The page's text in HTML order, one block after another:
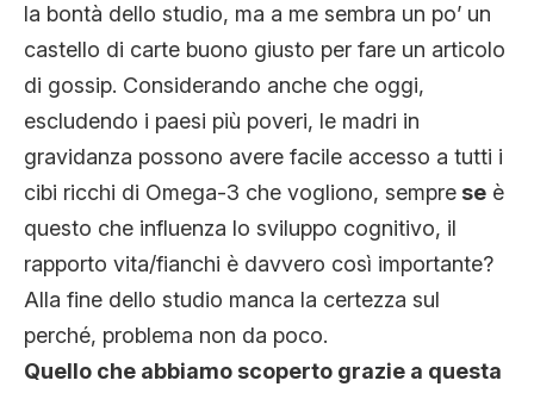
la bontà dello studio, ma a me sembra un po’ un
castello di carte buono giusto per fare un articolo
di gossip. Considerando anche che oggi,
escludendo i paesi più poveri, le madri in
gravidanza possono avere facile accesso a tutti i
cibi ricchi di Omega-3 che vogliono, sempre se è
questo che influenza lo sviluppo cognitivo, il
rapporto vita/fianchi è davvero così importante?
Alla fine dello studio manca la certezza sul
perché, problema non da poco.
Quello che abbiamo scoperto grazie a questa